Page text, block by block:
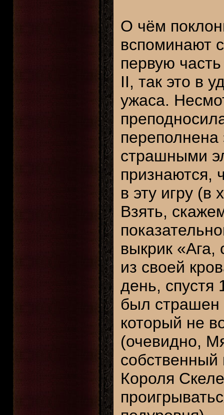
О чём
вспоминают
первую
II, так это в
ужаса.
страшными
признаются,
в эту игру
Взять,
выкрик «Ага,
из своей
день, спустя
был страшен
который не
(очевидно,
собственный
Короля